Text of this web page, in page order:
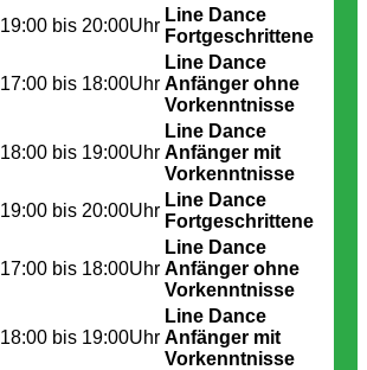
19:00 bis 20:00Uhr
Line Dance
Fortgeschrittene
17:00 bis 18:00Uhr
Line Dance
Anfänger ohne
Vorkenntnisse
18:00 bis 19:00Uhr
Line Dance
Anfänger mit
Vorkenntnisse
19:00 bis 20:00Uhr
Line Dance
Fortgeschrittene
17:00 bis 18:00Uhr
Line Dance
Anfänger ohne
Vorkenntnisse
18:00 bis 19:00Uhr
Line Dance
Anfänger mit
Vorkenntnisse